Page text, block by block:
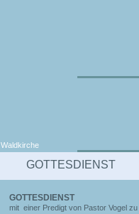
Waldkirche
GOTTESDIENST
GOTTESDIENST
mit einer Predigt von Pastor Vogel zu